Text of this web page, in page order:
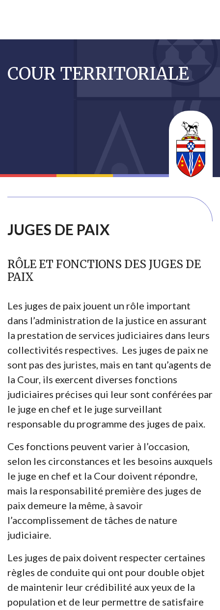
contenu
principal
COUR TERRITORIALE
JUGES DE PAIX
RÔLE ET FONCTIONS DES JUGES DE
PAIX
Les juges de paix jouent un rôle important
dans l’administration de la justice en assurant
la prestation de services judiciaires dans leurs
collectivités respectives. Les juges de paix ne
sont pas des juristes, mais en tant qu’agents de
la Cour, ils exercent diverses fonctions
judiciaires précises qui leur sont conférées par
le juge en chef et le juge surveillant
responsable du programme des juges de paix.
Ces fonctions peuvent varier à l’occasion,
selon les circonstances et les besoins auxquels
le juge en chef et la Cour doivent répondre,
mais la responsabilité première des juges de
paix demeure la même, à savoir
l’accomplissement de tâches de nature
judiciaire.
Les juges de paix doivent respecter certaines
règles de conduite qui ont pour double objet
de maintenir leur crédibilité aux yeux de la
population et de leur permettre de satisfaire